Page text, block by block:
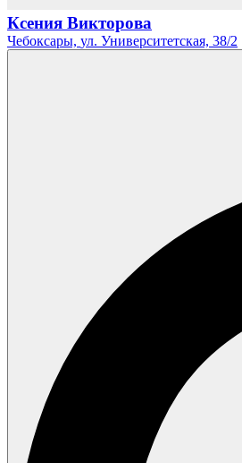
Ксения Викторова
Чебоксары, ул. Университетская, 38/2